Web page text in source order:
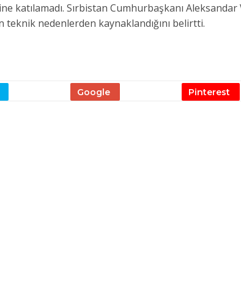
katılamadı. Sırbistan Cumhurbaşkanı
nedenlerden kaynaklandığını belirtti.